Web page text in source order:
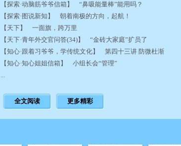
【探索·动脑筋爷爷信箱】 “鼻吸能量棒”能用吗？
【探索·图说新知】 朝着南极的方向，起航！
【天下】 一面旗，跨万里
【天下·青年外交官问答(34)】 “金砖大家庭”扩员了
【知心·跟着习爷爷，学传统文化】 第四十三讲 防微杜渐
【知心·知心姐姐信箱】 小组长会“管理”
...
全文阅读 更多精彩